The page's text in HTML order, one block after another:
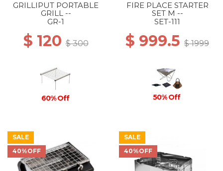
GRILLIPUT PORTABLE
GRILL --
GR-1
$ 120$ 300
60% Off
FIRE PLACE STARTER
SET M --
SET-111
$ 999.5 $ 1999
50% Off
SALE
40%OFF
SALE
40%OFF